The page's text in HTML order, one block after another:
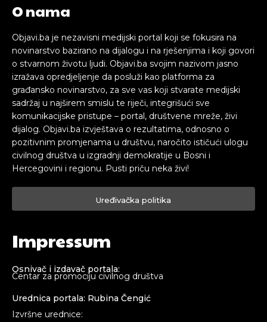
O nama
Objavi.ba je nezavisni medijski portal koji se fokusira na
novinarstvo bazirano na dijalogu i na rješenjima i koji govori
o stvarnom životu ljudi. Objavi.ba svojim nazivom jasno
izražava opredjeljenje da posluži kao platforma za
građansko novinarstvo, za sve vas koji stvarate medijski
sadržaj u najširem smislu te riječi, integrišući sve
komunikacijske pristupe – portal, društvene mreže, živi
dijalog. Objavi.ba izvještava o rezultatima, odnosno o
pozitivnim promjenama u društvu, naročito ističući ulogu
civilnog društva u izgradnji demokratije u Bosni i
Hercegovini i regionu. Pusti priču neka živi!
Uređivačka politika
Impressum
Osnivač i izdavač portala:
Centar za promociju civilnog društva
Urednica portala: Rubina Čengić
Izvršne urednice: